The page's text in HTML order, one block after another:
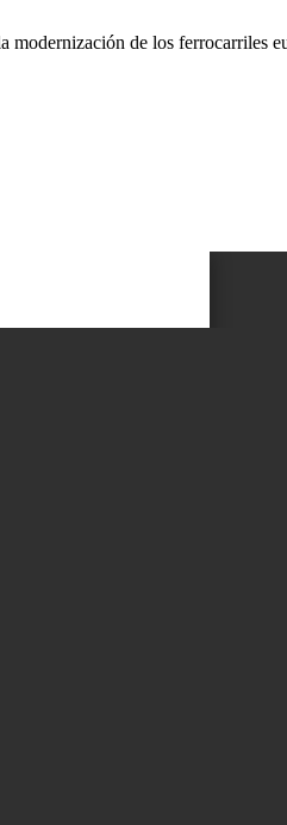
de los ferrocarriles